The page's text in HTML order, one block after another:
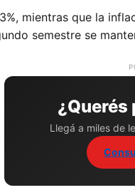
mientras que la
semestre se
¿Querés
Llegá a miles de